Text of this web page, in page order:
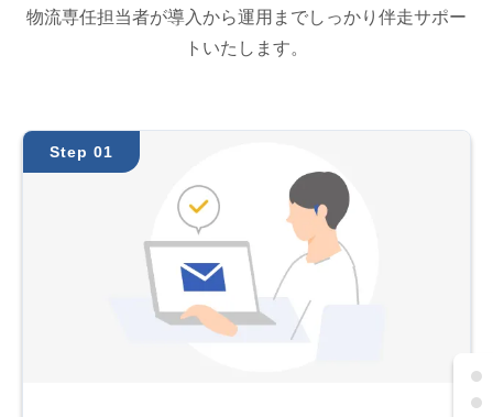
物流専任担当者が導入から運用までしっかり伴走サポー
トいたします。
Step 01